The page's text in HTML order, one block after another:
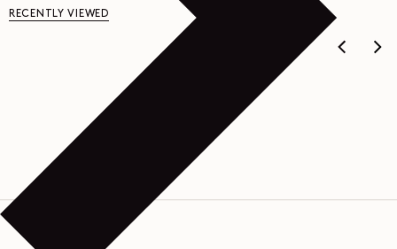
RECENTLY VIEWED